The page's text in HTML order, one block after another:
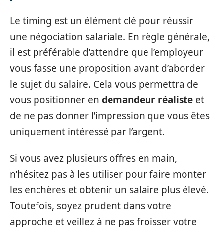
Le timing est un élément clé pour réussir
une négociation salariale. En règle générale,
il est préférable d’attendre que l’employeur
vous fasse une proposition avant d’aborder
le sujet du salaire. Cela vous permettra de
vous positionner en demandeur réaliste et
de ne pas donner l’impression que vous êtes
uniquement intéressé par l’argent.
Si vous avez plusieurs offres en main,
n’hésitez pas à les utiliser pour faire monter
les enchères et obtenir un salaire plus élevé.
Toutefois, soyez prudent dans votre
approche et veillez à ne pas froisser votre